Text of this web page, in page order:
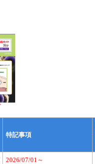
特記事項
2026/07/01～